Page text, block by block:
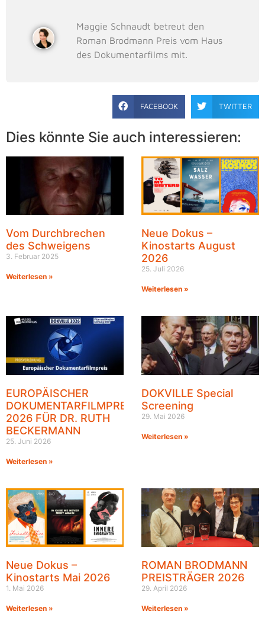
Maggie Schnaudt betreut den
Roman Brodmann Preis vom Haus
des Dokumentarfilms mit.
FACEBOOK TWITTER
Dies könnte Sie auch interessieren:
Vom Durchbrechen
des Schweigens
3. Februar 2025
Weiterlesen »
Neue Dokus –
Kinostarts August
2026
25. Juli 2026
Weiterlesen »
EUROPÄISCHER
DOKUMENTARFILMPREIS
2026 FÜR DR. RUTH
BECKERMANN
25. Juni 2026
Weiterlesen »
DOKVILLE Special
Screening
29. Mai 2026
Weiterlesen »
Neue Dokus –
Kinostarts Mai 2026
1. Mai 2026
Weiterlesen »
ROMAN BRODMANN
PREISTRÄGER 2026
29. April 2026
Weiterlesen »